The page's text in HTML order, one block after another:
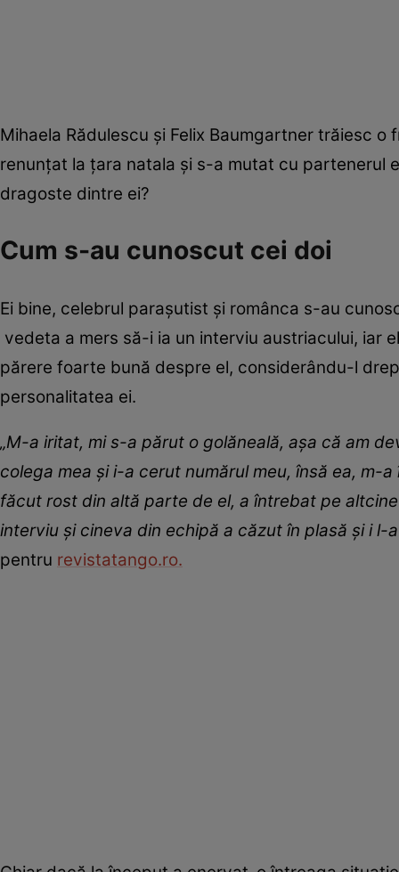
Mihaela Rădulescu și Felix Baumgartner trăiesc
renunțat la țara natala și s-a mutat cu partenerul
dragoste dintre ei?
Cum s-au cunoscut cei doi
Ei bine, celebrul parașutist și românca s-au
vedeta a mers să-i ia un interviu austriacului, iar
părere foarte bună despre el, considerându-l
personalitatea ei.
„M-a iritat, mi s-a părut o golăneală, așa că am
colega mea și i-a cerut numărul meu, însă ea, m-
făcut rost din altă parte de el, a întrebat pe
interviu și cineva din echipă a căzut în plasă și i l-
pentru revistatango.ro.